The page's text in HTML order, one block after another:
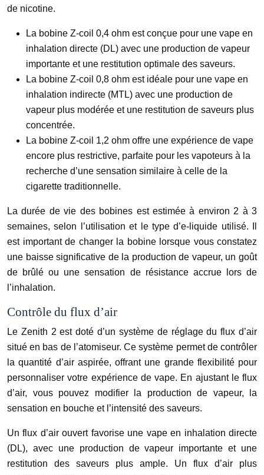
de nicotine.
La bobine Z-coil 0,4 ohm est conçue pour une vape en
inhalation directe (DL) avec une production de vapeur
importante et une restitution optimale des saveurs.
La bobine Z-coil 0,8 ohm est idéale pour une vape en
inhalation indirecte (MTL) avec une production de
vapeur plus modérée et une restitution de saveurs plus
concentrée.
La bobine Z-coil 1,2 ohm offre une expérience de vape
encore plus restrictive, parfaite pour les vapoteurs à la
recherche d’une sensation similaire à celle de la
cigarette traditionnelle.
La durée de vie des bobines est estimée à environ 2 à 3
semaines, selon l’utilisation et le type d’e-liquide utilisé. Il
est important de changer la bobine lorsque vous constatez
une baisse significative de la production de vapeur, un goût
de brûlé ou une sensation de résistance accrue lors de
l’inhalation.
Contrôle du flux d’air
Le Zenith 2 est doté d’un système de réglage du flux d’air
situé en bas de l’atomiseur. Ce système permet de contrôler
la quantité d’air aspirée, offrant une grande flexibilité pour
personnaliser votre expérience de vape. En ajustant le flux
d’air, vous pouvez modifier la production de vapeur, la
sensation en bouche et l’intensité des saveurs.
Un flux d’air ouvert favorise une vape en inhalation directe
(DL), avec une production de vapeur importante et une
restitution des saveurs plus ample. Un flux d’air plus